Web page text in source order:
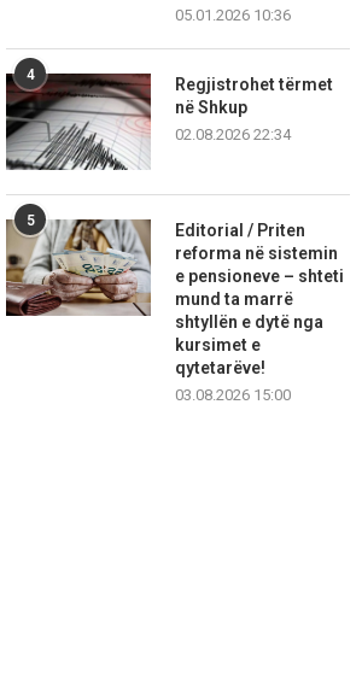
05.01.2026 10:36
4
Regjistrohet tërmet
në Shkup
02.08.2026 22:34
5
Editorial / Priten
reforma në sistemin
e pensioneve – shteti
mund ta marrë
shtyllën e dytë nga
kursimet e
qytetarëve!
03.08.2026 15:00